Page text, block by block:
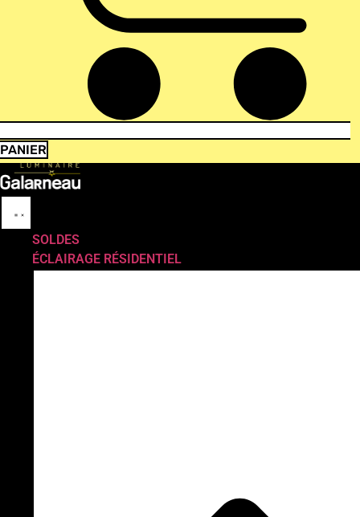
PANIER
SOLDES
ÉCLAIRAGE RÉSIDENTIEL